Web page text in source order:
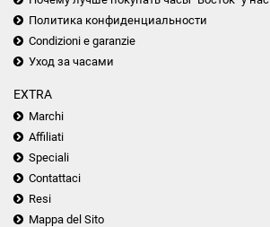
Политика конфиденциальности
Condizioni e garanzie
Уход за часами
EXTRA
Marchi
Affiliati
Speciali
Contattaci
Resi
Mappa del Sito